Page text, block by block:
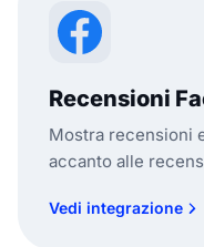
Recensioni
Mostra recensioni
accanto alle
Vedi integrazione